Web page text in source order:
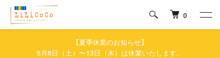
0
【夏季休業のお知らせ】
8月8日（土）〜13日（木）は休業いたします。